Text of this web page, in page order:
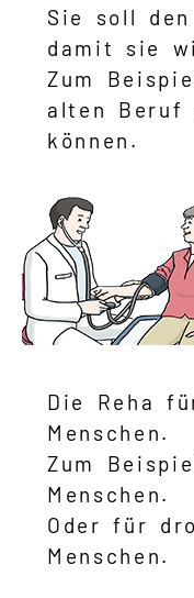
Sie soll
damit sie
Zum
alten Beruf
können.
Die Reha
Menschen.
Zum
Menschen.
Oder für
Menschen.